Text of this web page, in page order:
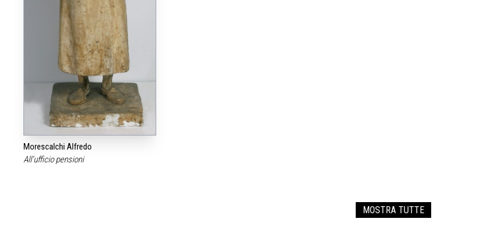
Morescalchi Alfredo
All‘ufficio pensioni
MOSTRA TUTTE